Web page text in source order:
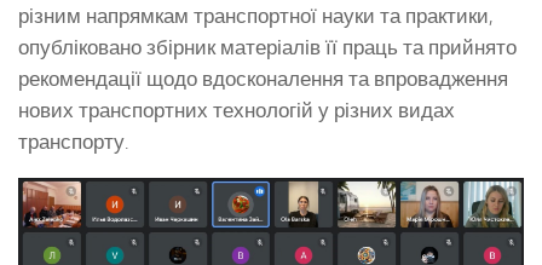
різним напрямкам транспортної науки та практики,
опубліковано збірник матеріалів її праць та прийнято
рекомендації щодо вдосконалення та впровадження
нових транспортних технологій у різних видах
транспорту.